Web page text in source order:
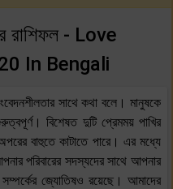
রাশিফল - Love
In Bengali
সাথে কথা বলে। মানুষকে
বিশেষত দুটি প্রেমময় পাখির
বাহুতে কাটাতে পারে। এর মধ্যে
পরিবারের সদস্যদের সাথে আপনার
জ্যোতিষও রয়েছে। আমাদের